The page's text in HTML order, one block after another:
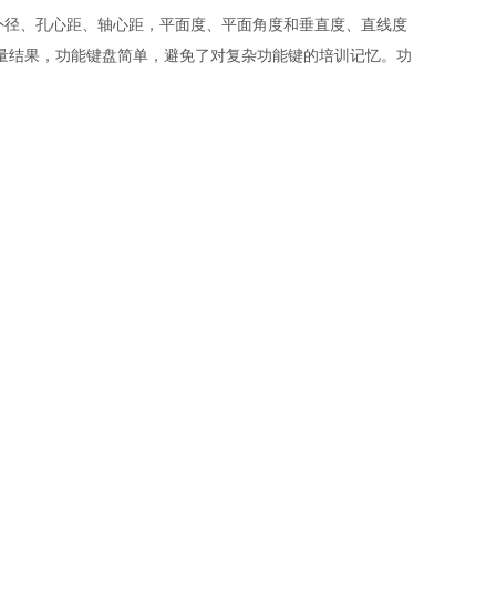
、孔心距、轴心距，平面度、平面角度和垂直度、直线度
果，功能键盘简单，避免了对复杂功能键的培训记忆。功